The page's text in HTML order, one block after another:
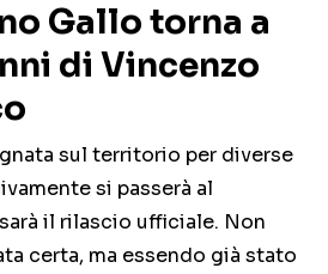
Gallo torna a
di Vincenzo
sul territorio per diverse
si passerà al
il rilascio ufficiale. Non
certa, ma essendo già stato